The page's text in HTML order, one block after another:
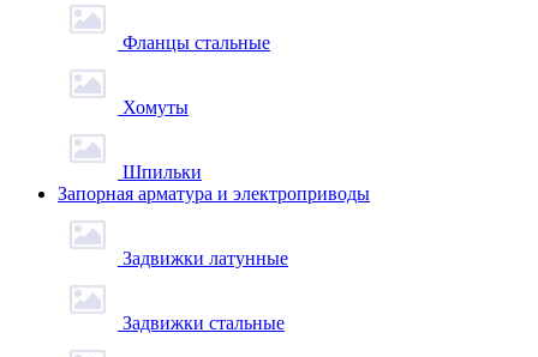
Фланцы стальные
Хомуты
Шпильки
Запорная арматура и электроприводы
Задвижки латунные
Задвижки стальные